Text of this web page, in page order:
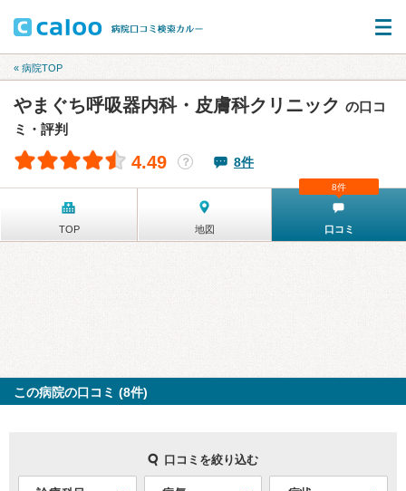
« 病院TOP
やまぐち呼吸器内科・皮膚科クリニック の口コ
ミ・評判
4.49 ？ 8件
TOP 地図 口コミ
8件
この病院の口コミ (8件)
口コミを絞り込む